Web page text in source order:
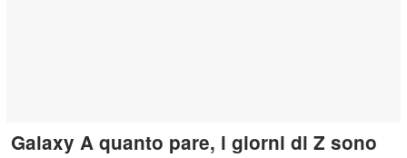
Galaxy A quanto pare, i giorni di Z sono